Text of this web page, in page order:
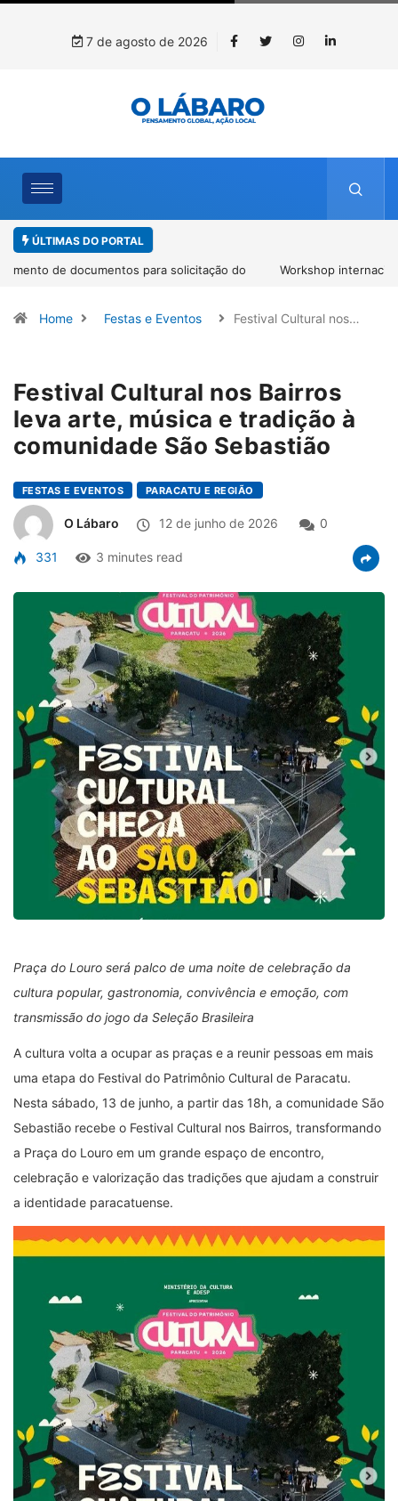
7 de agosto de 2026
ÚLTIMAS DO PORTAL
Workshop internacional debate futuro da piscicultura com
Home Festas e Eventos Festival Cultural nos…
Festival Cultural nos Bairros
leva arte, música e tradição à
comunidade São Sebastião
FESTAS E EVENTOS PARACATU E REGIÃO
O Lábaro 12 de junho de 2026 0
331 3 minutes read
Praça do Louro será palco de uma noite de celebração da
cultura popular, gastronomia, convivência e emoção, com
transmissão do jogo da Seleção Brasileira
A cultura volta a ocupar as praças e a reunir pessoas em mais
uma etapa do Festival do Patrimônio Cultural de Paracatu.
Nesta sábado, 13 de junho, a partir das 18h, a comunidade São
Sebastião recebe o Festival Cultural nos Bairros, transformando
a Praça do Louro em um grande espaço de encontro,
celebração e valorização das tradições que ajudam a construir
a identidade paracatuense.